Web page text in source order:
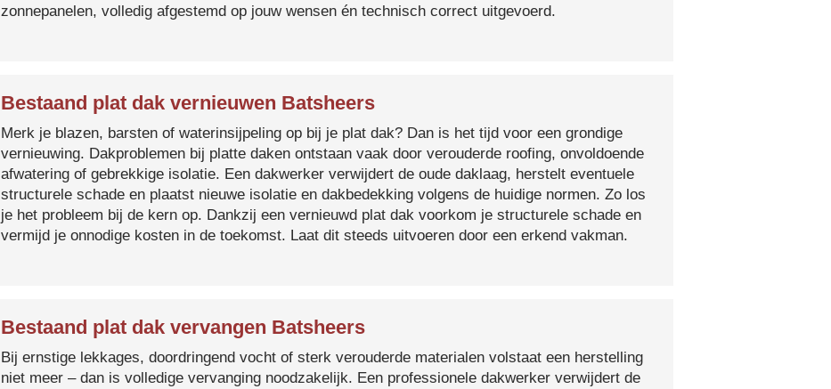
zonnepanelen, volledig afgestemd op jouw wensen én technisch correct uitgevoerd.
Bestaand plat dak vernieuwen Batsheers
Merk je blazen, barsten of waterinsijpeling op bij je plat dak? Dan is het tijd voor een grondige
vernieuwing. Dakproblemen bij platte daken ontstaan vaak door verouderde roofing, onvoldoende
afwatering of gebrekkige isolatie. Een dakwerker verwijdert de oude daklaag, herstelt eventuele
structurele schade en plaatst nieuwe isolatie en dakbedekking volgens de huidige normen. Zo los
je het probleem bij de kern op. Dankzij een vernieuwd plat dak voorkom je structurele schade en
vermijd je onnodige kosten in de toekomst. Laat dit steeds uitvoeren door een erkend vakman.
Bestaand plat dak vervangen Batsheers
Bij ernstige lekkages, doordringend vocht of sterk verouderde materialen volstaat een herstelling
niet meer – dan is volledige vervanging noodzakelijk. Een professionele dakwerker verwijdert de